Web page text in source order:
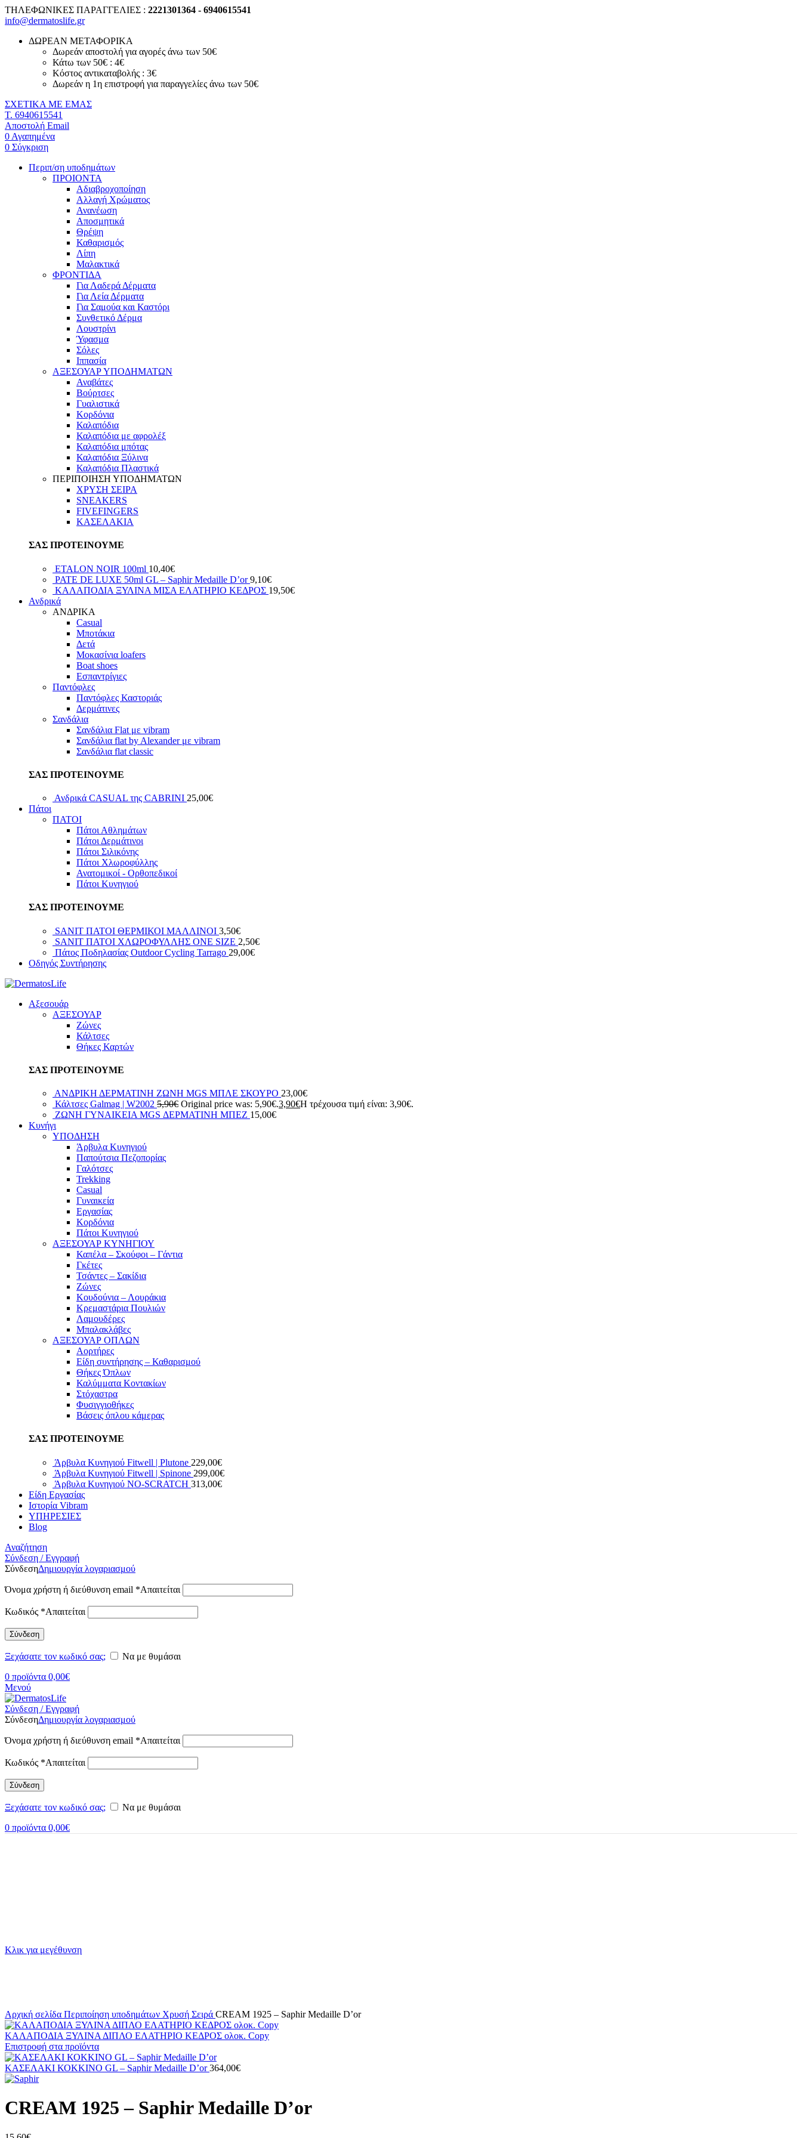
ΤΗΛΕΦΩΝΙΚΕΣ ΠΑΡΑΓΓΕΛΙΕΣ : 2221301364 - 6940615541
info@dermatoslife.gr
ΔΩΡΕΑΝ ΜΕΤΑΦΟΡΙΚΑ
Δωρεάν αποστολή για αγορές άνω των 50€
Κάτω των 50€ : 4€
Κόστος αντικαταβολής : 3€
Δωρεάν η 1η επιστροφή για παραγγελίες άνω των 50€
ΣΧΕΤΙΚΑ ΜΕ ΕΜΑΣ
T. 6940615541
Αποστολή Email
0 Αγαπημένα
0 Σύγκριση
Περιπ/ση υποδημάτων
ΠΡΟΙΟΝΤΑ
Αδιαβροχοποίηση
Αλλαγή Χρώματος
Ανανέωση
Αποσμητικά
Θρέψη
Καθαρισμός
Λίπη
Μαλακτικά
ΦΡΟΝΤΙΔΑ
Για Λαδερά Δέρματα
Για Λεία Δέρματα
Για Σαμούα και Καστόρι
Συνθετικό Δέρμα
Λουστρίνι
Ύφασμα
Σόλες
Ιππασία
ΑΞΕΣΟΥΑΡ ΥΠΟΔΗΜΑΤΩΝ
Αναβάτες
Βούρτσες
Γυαλιστικά
Κορδόνια
Καλαπόδια
Καλαπόδια με αφρολέξ
Καλαπόδια μπότας
Καλαπόδια Ξύλινα
Καλαπόδια Πλαστικά
ΠΕΡΙΠΟΙΗΣΗ ΥΠΟΔΗΜΑΤΩΝ
ΧΡΥΣΗ ΣΕΙΡΑ
SNEAKERS
FIVEFINGERS
ΚΑΣΕΛΑΚΙΑ
ΣΑΣ ΠΡΟΤΕΙΝΟΥΜΕ
ETALON NOIR 100ml 10,40€
PATE DE LUXE 50ml GL – Saphir Medaille D’or9,10€
ΚΑΛΑΠΟΔΙΑ ΞΥΛΙΝΑ ΜΙΣΑ ΕΛΑΤΗΡΙΟ ΚΕΔΡΟΣ 19,50€
Ανδρικά
ΑΝΔΡΙΚΑ
Casual
Μποτάκια
Δετά
Μοκασίνια loafers
Boat shoes
Εσπαντρίγιες
Παντόφλες
Παντόφλες Καστοριάς
Δερμάτινες
Σανδάλια
Σανδάλια Flat με vibram
Σανδάλια flat by Alexander με vibram
Σανδάλια flat classic
ΣΑΣ ΠΡΟΤΕΙΝΟΥΜΕ
Ανδρικά CASUAL της CABRINI 25,00€
Πάτοι
ΠΑΤΟΙ
Πάτοι Αθλημάτων
Πάτοι Δερμάτινοι
Πάτοι Σιλικόνης
Πάτοι Χλωροφύλλης
Ανατομικοί - Ορθοπεδικοί
Πάτοι Κυνηγιού
ΣΑΣ ΠΡΟΤΕΙΝΟΥΜΕ
SANIT ΠΑΤΟΙ ΘΕΡΜΙΚΟΙ ΜΑΛΛΙΝΟΙ 3,50€
SANIT ΠΑΤΟΙ ΧΛΩΡΟΦΥΛΛΗΣ ΟΝΕ SIZE 2,50€
Πάτος Ποδηλασίας Outdoor Cycling Tarrago 29,00€
Οδηγός Συντήρησης
Αξεσουάρ
ΑΞΕΣΟΥΑΡ
Ζώνες
Κάλτσες
Θήκες Καρτών
ΣΑΣ ΠΡΟΤΕΙΝΟΥΜΕ
ΑΝΔΡΙΚΗ ΔΕΡΜΑΤΙΝΗ ΖΩΝΗ MGS ΜΠΛΕ ΣΚΟΥΡΟ 23,00€
Κάλτσες Galmag | W2002 5,90€ Original price was: 5,90€.3,90€Η τρέχουσα τιμή είναι: 3,90€.
ΖΩΝΗ ΓΥΝΑΙΚΕΙΑ MGS ΔΕΡΜΑΤΙΝΗ ΜΠΕΖ 15,00€
Κυνήγι
ΥΠΟΔΗΣΗ
Άρβυλα Κυνηγιού
Παπούτσια Πεζοπορίας
Γαλότσες
Trekking
Casual
Γυναικεία
Εργασίας
Κορδόνια
Πάτοι Κυνηγιού
ΑΞΕΣΟΥΑΡ ΚΥΝΗΓΙΟΥ
Καπέλα – Σκούφοι – Γάντια
Γκέτες
Τσάντες – Σακίδια
Ζώνες
Κουδούνια – Λουράκια
Κρεμαστάρια Πουλιών
Λαμουδέρες
Μπαλακλάβες
ΑΞΕΣΟΥΑΡ ΟΠΛΩΝ
Αορτήρες
Είδη συντήρησης – Καθαρισμού
Θήκες Όπλων
Καλύμματα Κοντακίων
Στόχαστρα
Φυσιγγιοθήκες
Βάσεις όπλου κάμερας
ΣΑΣ ΠΡΟΤΕΙΝΟΥΜΕ
Άρβυλα Κυνηγιού Fitwell | Plutone 229,00€
Άρβυλα Κυνηγιού Fitwell | Spinone 299,00€
Άρβυλα Κυνηγιού NO-SCRATCH 313,00€
Είδη Εργασίας
Ιστορία Vibram
ΥΠΗΡΕΣΙΕΣ
Blog
Αναζήτηση
Σύνδεση / Εγγραφή
ΣύνδεσηΔημιουργία λογαριασμού
Όνομα χρήστη ή διεύθυνση email *Απαιτείται
Κωδικός *Απαιτείται
Σύνδεση
Ξεχάσατε τον κωδικό σας;
Να με θυμάσαι
0 προϊόντα 0,00€
Μενού
Σύνδεση / Εγγραφή
ΣύνδεσηΔημιουργία λογαριασμού
Όνομα χρήστη ή διεύθυνση email *Απαιτείται
Κωδικός *Απαιτείται
Σύνδεση
Ξεχάσατε τον κωδικό σας;
Να με θυμάσαι
0 προϊόντα 0,00€
Κλικ για μεγέθυνση
Αρχική σελίδα Περιποίηση υποδημάτων Χρυσή Σειρά CREAM 1925 – Saphir Medaille D’or
ΚΑΛΑΠΟΔΙΑ ΞΥΛΙΝΑ ΔΙΠΛΟ ΕΛΑΤΗΡΙΟ ΚΕΔΡΟΣ ολοκ. Copy
Επιστροφή στα προϊόντα
ΚΑΣΕΛΑΚΙ ΚΟΚΚΙΝΟ GL – Saphir Medaille D’or364,00€
CREAM 1925 – Saphir Medaille D’or